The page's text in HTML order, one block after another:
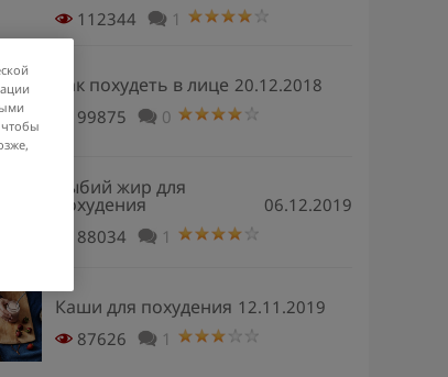
112344
1
Как похудеть в лице 20.12.2018
99875
0
Рыбий жир для
похудения
06.12.2019
88034
1
Каши для похудения 12.11.2019
87626
1